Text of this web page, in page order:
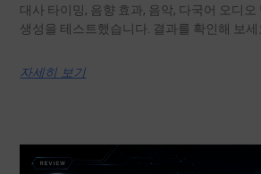
대사 타이밍, 음향 효과, 음악, 다국어 오디
생성을 테스트했습니다. 결과를 확인해 보세
자세히 보기